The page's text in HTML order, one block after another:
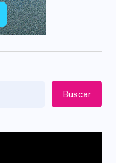
Buscar